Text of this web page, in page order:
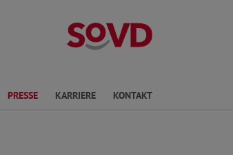
Landesverband
PRESSE KARRIERE KONTAKT